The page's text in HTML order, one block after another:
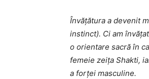
Învățătura a devenit
instinct). Ci am
o orientare sacră în
femeie zeița Shakti,
a forței masculine.